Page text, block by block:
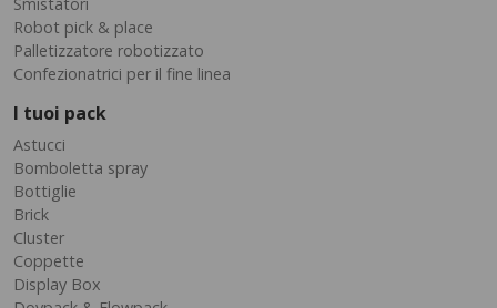
Robot pick & place
Palletizzatore robotizzato
Confezionatrici per il fine linea
I tuoi pack
Astucci
Bomboletta spray
Bottiglie
Brick
Cluster
Coppette
Display Box